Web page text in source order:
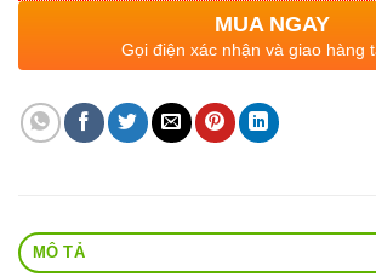
MUA NGAY
Gọi điện xác nhận và giao hàng
MÔ TẢ